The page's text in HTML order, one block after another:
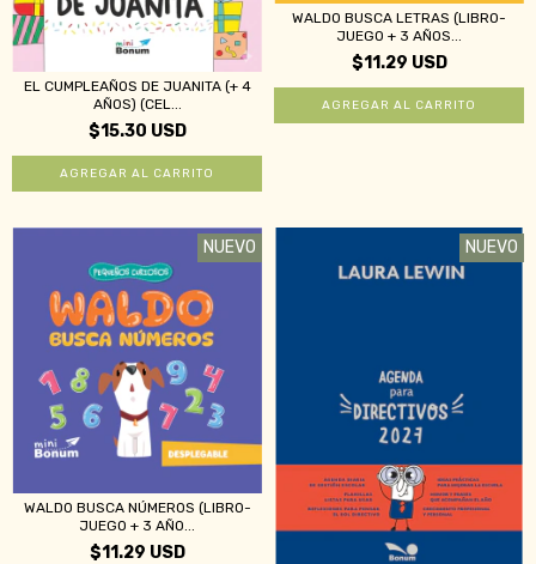
EL CUMPLEAÑOS DE JUANITA (+ 4
AÑOS) (CEL...
$15.30 USD
WALDO BUSCA LETRAS (LIBRO-
JUEGO + 3 AÑOS...
$11.29 USD
NUEVO
WALDO BUSCA NÚMEROS (LIBRO-
JUEGO + 3 AÑO...
$11.29 USD
NUEVO